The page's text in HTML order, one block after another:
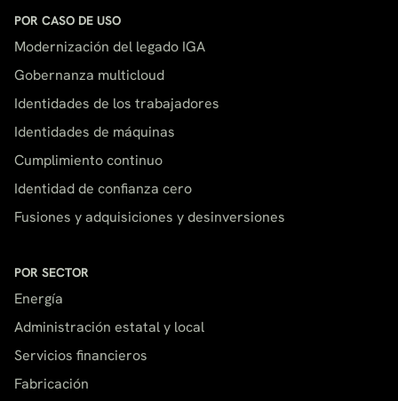
POR CASO DE USO
Modernización del legado IGA
Gobernanza multicloud
Identidades de los trabajadores
Identidades de máquinas
Cumplimiento continuo
Identidad de confianza cero
Fusiones y adquisiciones y desinversiones
POR SECTOR
Energía
Administración estatal y local
Servicios financieros
Fabricación